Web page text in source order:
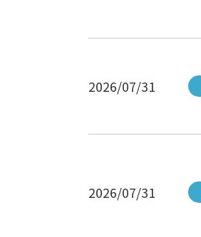
2026/07/31
2026/07/31